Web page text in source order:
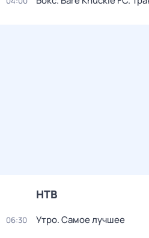
НТВ
06:30 Утро. Самое лучшее